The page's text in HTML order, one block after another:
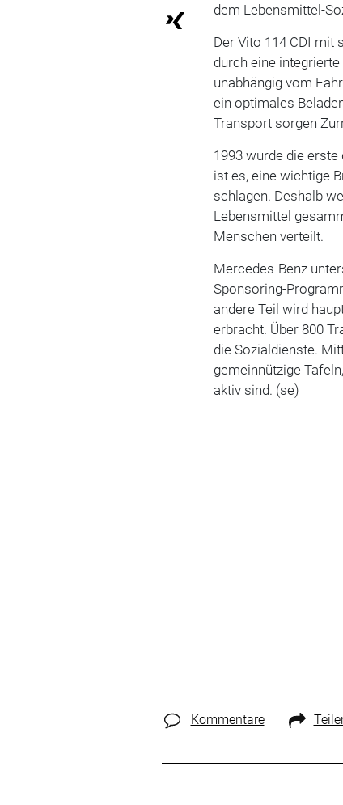
dem Lebensmittel-
Der Vito 114 CDI mit
durch eine
unabhängig vom
ein optimales
Transport sorgen
1993 wurde die
ist es, eine wichtige
schlagen. Deshalb
Lebensmittel
Menschen verteilt.
Mercedes-Benz
Sponsoring-
andere Teil wird
erbracht. Über 800
die Sozialdienste.
gemeinnützige
aktiv sind. (se)
Kommentare